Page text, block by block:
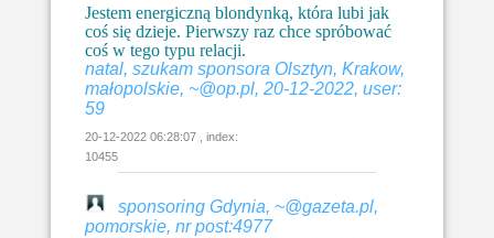
Jestem energiczną blondynką, która lubi jak
coś się dzieje. Pierwszy raz chce spróbować
coś w tego typu relacji.
natal, szukam sponsora Olsztyn, Krakow,
małopolskie, ~@op.pl, 20-12-2022, user:
59
20-12-2022 06:28:07 , index:
10455
sponsoring Gdynia, ~@gazeta.pl,
pomorskie, nr post:4977